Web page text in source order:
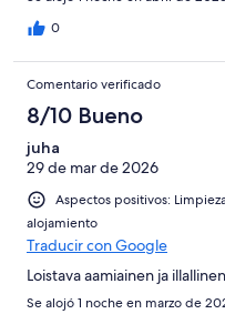
0
Comentario verificado
8/10 Bueno
juha
29 de mar de 2026
Aspectos positivos:
alojamiento
Traducir con Google
Loistava aamiainen ja illallinen
Se alojó 1 noche en marzo de